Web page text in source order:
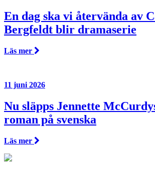
En dag ska vi återvända av
Bergfeldt blir dramaserie
Läs mer
11 juni 2026
Nu släpps Jennette
roman på svenska
Läs mer